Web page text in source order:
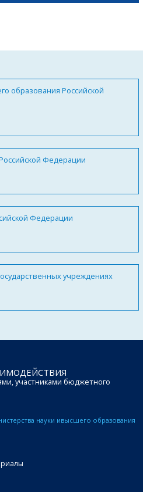
образования Российской
Федерации
Федерации
учреждениях
участниками бюджетного
науки ивысшего образования